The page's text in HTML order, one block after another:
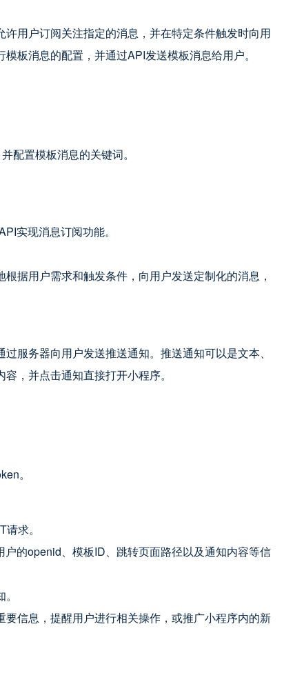
用户订阅关注指定的消息，并在特定条件触发时向用
板消息的配置，并通过API发送模板消息给用户。
配置模板消息的关键词。
实现消息订阅功能。
据用户需求和触发条件，向用户发送定制化的消息，
服务器向用户发送推送通知。推送通知可以是文本、
，并点击通知直接打开小程序。
。
求。
的openid、模板ID、跳转页面路径以及通知内容等信
信息，提醒用户进行相关操作，或推广小程序内的新